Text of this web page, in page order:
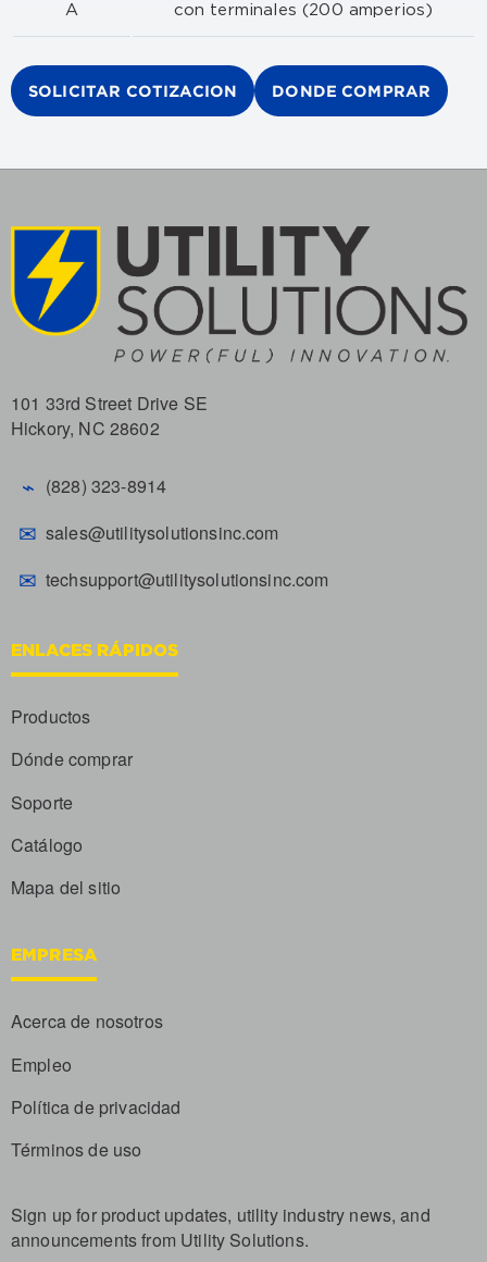
A
con terminales (200 amperios)
SOLICITAR COTIZACION DONDE COMPRAR
101 33rd Street Drive SE
Hickory, NC 28602
⌁ (828) 323-8914
✉ sales@utilitysolutionsinc.com
✉ techsupport@utilitysolutionsinc.com
ENLACES RÁPIDOS
Productos
Dónde comprar
Soporte
Catálogo
Mapa del sitio
EMPRESA
Acerca de nosotros
Empleo
Política de privacidad
Términos de uso
Sign up for product updates, utility industry news, and
announcements from Utility Solutions.